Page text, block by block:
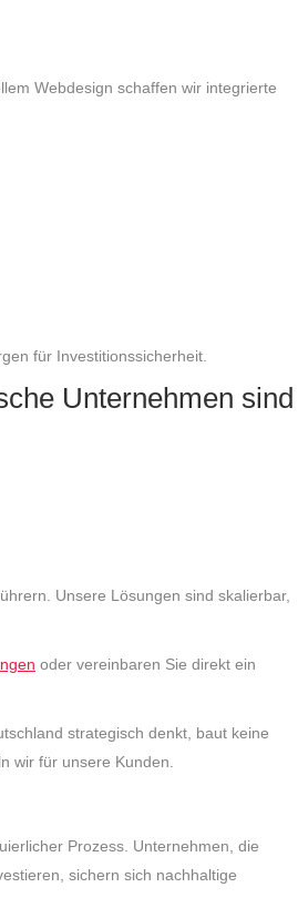
Webdesign schaffen wir integrierte
für Investitionssicherheit.
Unternehmen sind
Unsere Lösungen sind skalierbar,
oder vereinbaren Sie direkt ein
strategisch denkt, baut keine
wir für unsere Kunden.
Prozess. Unternehmen, die
sichern sich nachhaltige